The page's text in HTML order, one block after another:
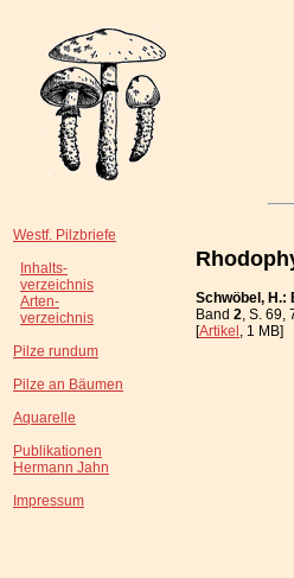
Westf. Pilzbriefe
Inhalts-
verzeichnis
Arten-
verzeichnis
Pilze rundum
Pilze an Bäumen
Aquarelle
Publikationen
Hermann Jahn
Impressum
Schwöbel, H.:
Band 2, S. 69,
[Artikel, 1 MB]